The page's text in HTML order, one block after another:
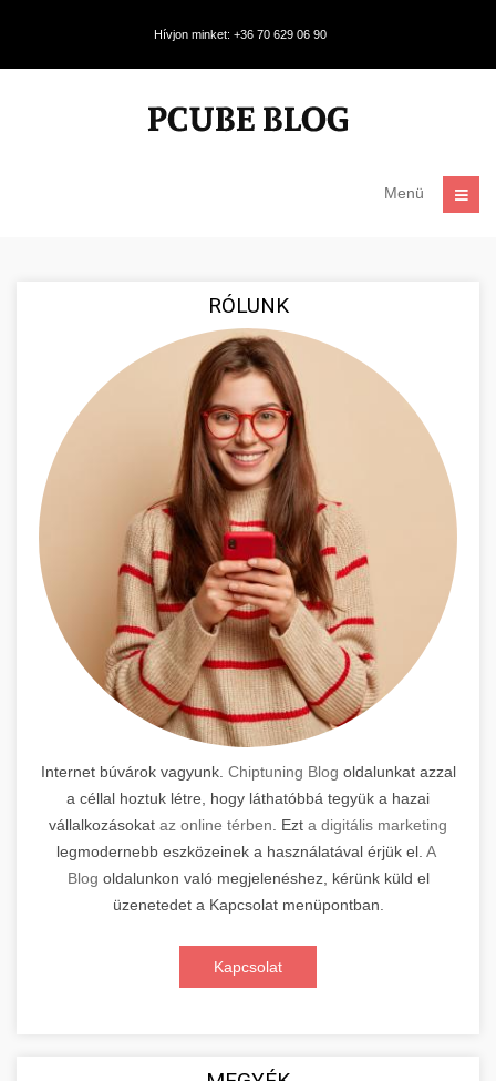
Hívjon minket: +36 70 629 06 90
Menü
RÓLUNK
Internet búvárok vagyunk. Chiptuning Blog oldalunkat azzal
a céllal hoztuk létre, hogy láthatóbbá tegyük a hazai
vállalkozásokat az online térben . Ezt a digitális marketing
legmodernebb eszközeinek a használatával érjük el. A
Blog oldalunkon való megjelenéshez, kérünk küld el
üzenetedet a Kapcsolat menüpontban.
Kapcsolat